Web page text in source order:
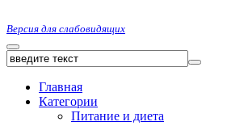
Версия для слабовидящих
Главная
Категории
Питание и диета